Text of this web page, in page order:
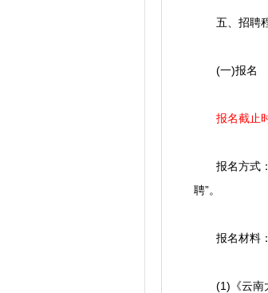
五、招聘
(一)报名
报名截止
报名方式：
聘”。
报名材料：
(1)《云南大